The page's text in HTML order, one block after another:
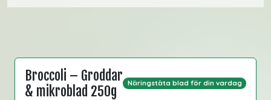
Broccoli – Groddar
& mikroblad 250g
Näringstäta blad för din vardag